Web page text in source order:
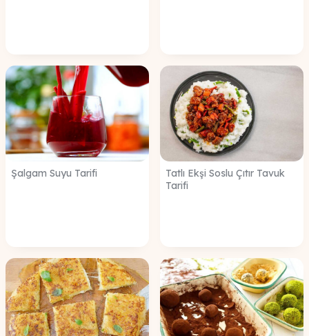
Şalgam Suyu Tarifi
Tatlı Ekşi Soslu Çıtır Tavuk
Tarifi